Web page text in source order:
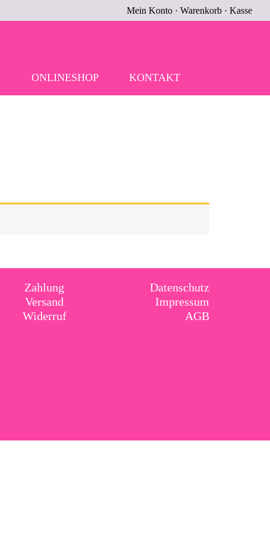
Mein Konto · Warenkorb · Kasse
ONLINESHOP KONTAKT
Zahlung
Versand
Widerruf
Datenschutz
Impressum
AGB